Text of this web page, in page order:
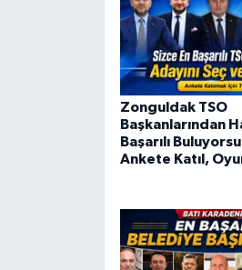
Zonguldak TSO
Başkanlarından
Başarılı
Ankete Katıl,